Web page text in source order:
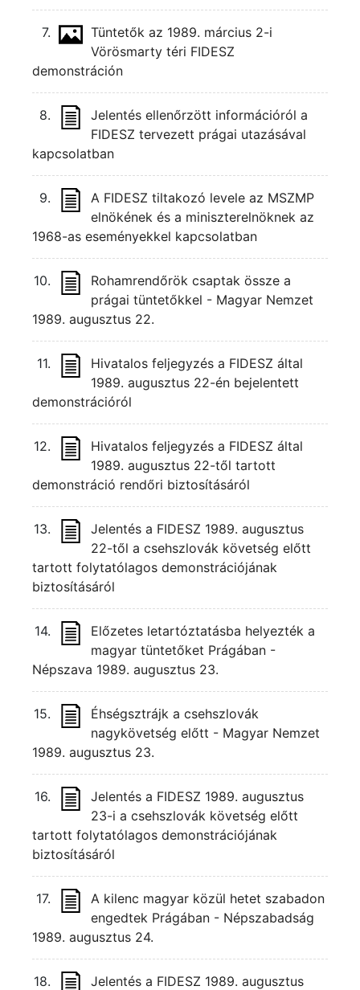
7.
Tüntetők az 1989. március 2-i
Vörösmarty téri FIDESZ
demonstráción
8.
Jelentés ellenőrzött információról a
FIDESZ tervezett prágai utazásával
kapcsolatban
9.
A FIDESZ tiltakozó levele az MSZMP
elnökének és a miniszterelnöknek az
1968-as eseményekkel kapcsolatban
10.
Rohamrendőrök csaptak össze a
prágai tüntetőkkel - Magyar Nemzet
1989. augusztus 22.
11.
Hivatalos feljegyzés a FIDESZ által
1989. augusztus 22-én bejelentett
demonstrációról
12.
Hivatalos feljegyzés a FIDESZ által
1989. augusztus 22-től tartott
demonstráció rendőri biztosításáról
13.
Jelentés a FIDESZ 1989. augusztus
22-től a csehszlovák követség előtt
tartott folytatólagos demonstrációjának
biztosításáról
14.
Előzetes letartóztatásba helyezték a
magyar tüntetőket Prágában -
Népszava 1989. augusztus 23.
15.
Éhségsztrájk a csehszlovák
nagykövetség előtt - Magyar Nemzet
1989. augusztus 23.
16.
Jelentés a FIDESZ 1989. augusztus
23-i a csehszlovák követség előtt
tartott folytatólagos demonstrációjának
biztosításáról
17.
A kilenc magyar közül hetet szabadon
engedtek Prágában - Népszabadság
1989. augusztus 24.
18.
Jelentés a FIDESZ 1989. augusztus